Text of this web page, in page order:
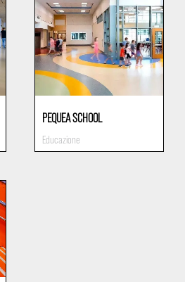
PEQUEA SCHOOL
Educazione